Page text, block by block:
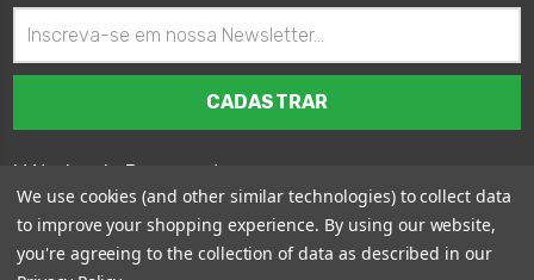
de
email
Métodos de Pagamento
We use cookies (and other similar technologies) to collect data
to improve your shopping experience. By using our website,
you're agreeing to the collection of data as described in our